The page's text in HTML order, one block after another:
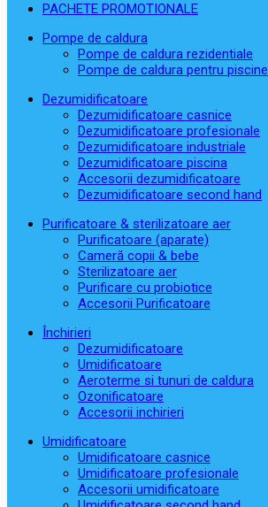
PACHETE PROMOTIONALE
Pompe de caldura
Pompe de caldura rezidentiale
Pompe de caldura pentru piscine
Dezumidificatoare
Dezumidificatoare casnice
Dezumidificatoare profesionale
Dezumidificatoare industriale
Dezumidificatoare piscina
Accesorii dezumidificatoare
Dezumidificatoare second hand
Purificatoare & sterilizatoare aer
Purificatoare (aparate)
Cameră copii & bebe
Sterilizatoare aer
Purificare cu probiotice
Accesorii Purificatoare
Închirieri
Dezumidificatoare
Umidificatoare
Aeroterme si tunuri de caldura
Ozonificatoare
Accesorii inchirieri
Umidificatoare
Umidificatoare casnice
Umidificatoare profesionale
Accesorii umidificatoare